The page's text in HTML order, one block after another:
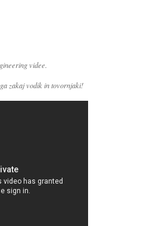
videe.
zakaj vodik in tovornjaki!